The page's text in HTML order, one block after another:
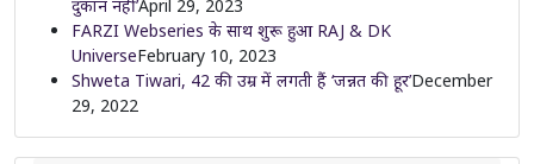
दुकान नहीं’April 29, 2023
FARZI Webseries के साथ शुरू हुआ RAJ & DK
UniverseFebruary 10, 2023
Shweta Tiwari, 42 की उम्र में लगती हैं ‘जन्नत की हूर’December
29, 2022